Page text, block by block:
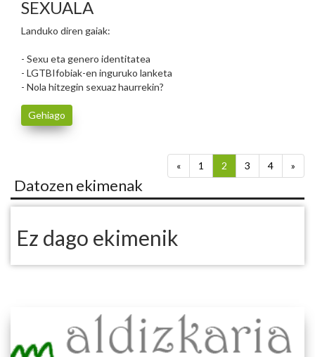
SEXUALA
Landuko diren gaiak:
- Sexu eta genero identitatea
- LGTBIfobiak-en inguruko lanketa
- Nola hitzegin sexuaz haurrekin?
Gehiago
« 1 2 3 4 »
Datozen ekimenak
Ez dago ekimenik